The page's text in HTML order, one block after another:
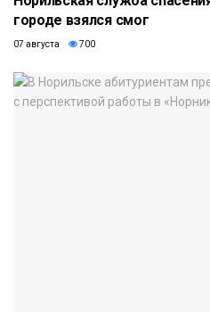
городе взялся смог
07 августа 700